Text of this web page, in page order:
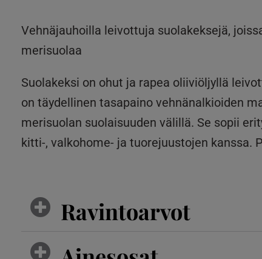
Vehnäjauhoilla leivottuja suolakeksejä,
merisuolaa
Suolakeksi on ohut ja rapea oliiviöljyllä
on täydellinen tasapaino vehnänalkioiden
merisuolan suolaisuuden välillä. Se sopii
kitti-, valkohome- ja tuorejuustojen kanssa.
Ravintoarvot